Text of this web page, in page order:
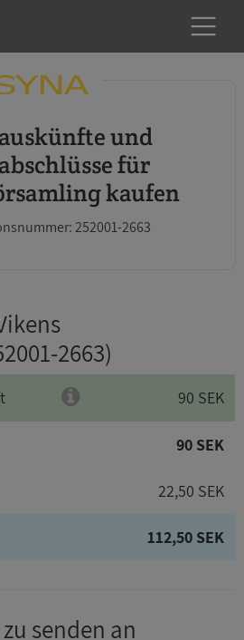
für
kaufen
252001-2663
2663)
90 SEK
90 SEK
22,50 SEK
112,50 SEK
senden an